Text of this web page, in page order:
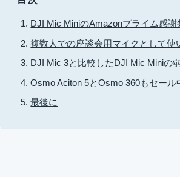
DJI Mic MiniのAmazonプライム感謝
複数人での座談会用マイクとして使
DJI Mic 3と比較したDJI Mic Miniの
Osmo Aciton 5とOsmo 360もセール
最後に